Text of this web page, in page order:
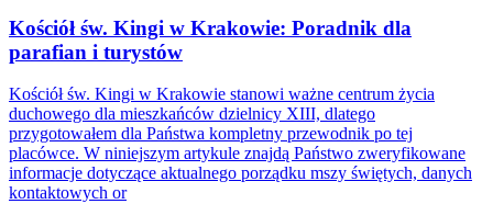
Kościół św. Kingi w Krakowie: Poradnik dla
parafian i turystów
Kościół św. Kingi w Krakowie stanowi ważne centrum życia
duchowego dla mieszkańców dzielnicy XIII, dlatego
przygotowałem dla Państwa kompletny przewodnik po tej
placówce. W niniejszym artykule znajdą Państwo zweryfikowane
informacje dotyczące aktualnego porządku mszy świętych, danych
kontaktowych or